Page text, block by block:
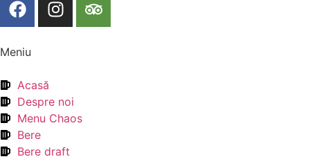
Meniu
Acasă
Despre noi
Menu Chaos
Bere
Bere draft